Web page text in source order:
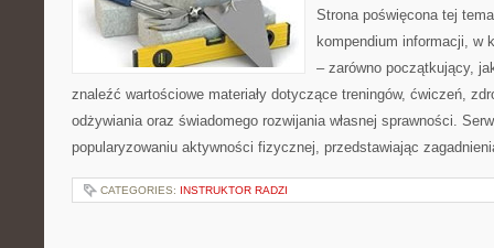
Strona poświęcona tej
kompendium informacji, w
– zarówno początkujący,
znaleźć wartościowe materiały dotyczące treningów, ćwiczeń,
odżywiania oraz świadomego rozwijania własnej sprawności.
popularyzowaniu aktywności fizycznej, przedstawiając
CATEGORIES: INSTRUKTOR RADZI